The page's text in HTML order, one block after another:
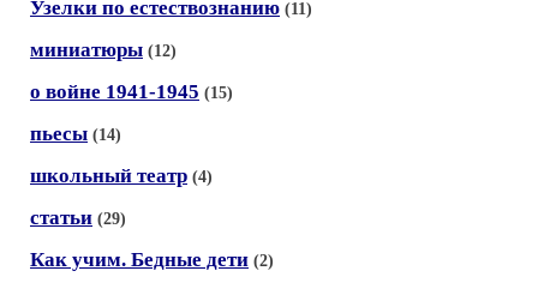
Узелки по естествознанию (11)
миниатюры (12)
о войне 1941-1945 (15)
пьесы (14)
школьный театр (4)
статьи (29)
Как учим. Бедные дети (2)